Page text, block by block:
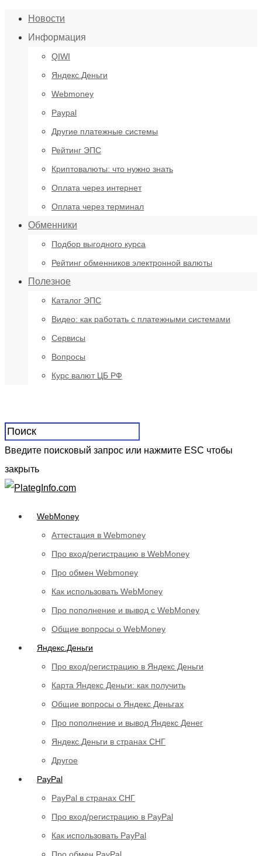
Новости
Информация
QIWI
Яндекс.Деньги
Webmoney
Paypal
Другие платежные системы
Рейтинг ЭПС
Криптовалюты: что нужно знать
Оплата через интернет
Оплата через терминал
Обменники
Подбор выгодного курса
Рейтинг обменников электронной валюты
Полезное
Каталог ЭПС
Видео: как работать с платежными системами
Сервисы
Вопросы
Курс валют ЦБ РФ
Введите поисковый запрос или нажмите ESC чтобы
закрыть
WebMoney
Аттестация в Webmoney
Про вход/регистрацию в WebMoney
Про обмен Webmoney
Как использовать WebMoney
Про пополнение и вывод с WebMoney
Общие вопросы о WebMoney
Яндекс.Деньги
Про вход/регистрацию в Яндекс Деньги
Карта Яндекс Деньги: как получить
Общие вопросы о Яндекс Деньгах
Про пополнение и вывод Яндекс Денег
Яндекс.Деньги в странах СНГ
Другое
PayPal
PayPal в странах СНГ
Про вход/регистрацию в PayPal
Как использовать PayPal